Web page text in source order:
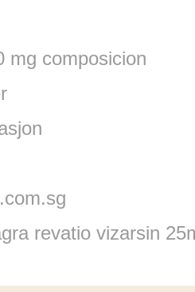
mg composicion
revatio vizarsin